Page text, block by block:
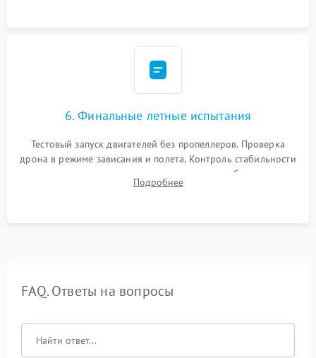
6. Финальные летные испытания
Тестовый запуск двигателей без пропеллеров. Проверка
дрона в режиме зависания и полета. Контроль стабильности
удержания точки, качества передачи видео, работы системы
возврата домой (RTH) и дальности радиосвязи.
Подробнее
FAQ. Ответы на вопросы